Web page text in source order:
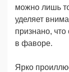
можно лишь
уделяет
признано,
в фаворе.
Ярко